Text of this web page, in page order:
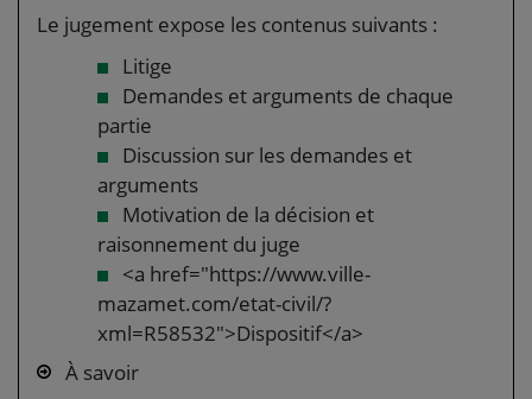
Le jugement expose les contenus suivants :
Litige
Demandes et arguments de chaque
partie
Discussion sur les demandes et
arguments
Motivation de la décision et
raisonnement du juge
<a href="https://www.ville-
mazamet.com/etat-civil/?
xml=R58532">Dispositif</a>
À savoir